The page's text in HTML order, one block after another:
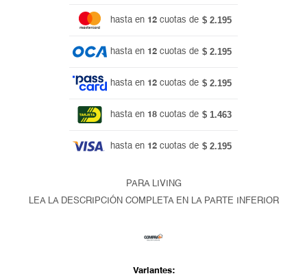
hasta en 12 cuotas de $ 2.195
hasta en 12 cuotas de $ 2.195
hasta en 12 cuotas de $ 2.195
hasta en 18 cuotas de $ 1.463
hasta en 12 cuotas de $ 2.195
PARA LIVING
LEA LA DESCRIPCIÓN COMPLETA EN LA PARTE INFERIOR
Variantes: